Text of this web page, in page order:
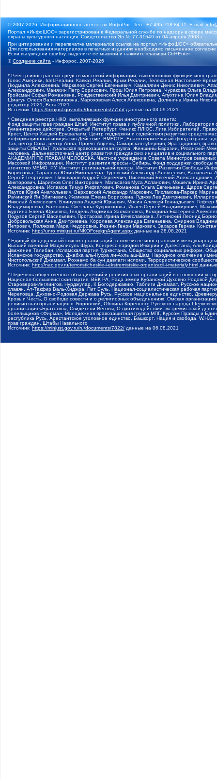
© 2007-2026, Информационное агентство ИнфоРос. Тел.: +7 495 718-84-11, E-mail:
Портал «ИнфоШОС» зарегистрирован в Федеральной службе по надзору в сфере
охраны культурного наследия. Свидетельство Эл № 77-31649 от 04 апреля 2008 г.
При цитировании и перепечатке материалов ссылка на портал «ИнфоШОС»
Для использования материалов в печатных изданиях необходимо письменное
Если вы увидели ошибку, выделите ее мышкой и нажмите клавиши Ctrl+Enter
©Создание сайта - Инфорос, 2007-2026
* Реестр иностранных средств массовой информации, выполняющих функции
Голос Америки, Idel.Реалии, Кавказ.Реалии, Крым.Реалии, Телеканал Настоящее
Людмила Алексеевна, Маркелов Сергей Евгеньевич, Камалягин Денис Николаевич,
Александрович, Маняхин Петр Борисович, Ярош Юлия Петровна, Чуракова Ольга
Гройсман Софья Романовна, Рождественский Илья Дмитриевич, Апухтина Юлия
Шмагун Олеся Валентиновна, Мароховская Алеся Алексеевна, Долинина Ирина
редактор 2021, Вега 2021
Источник: https://minjust.gov.ru/ru/documents/7755/ данные на 03.09.2021
* Сведения реестра НКО, выполняющих функции иностранного агента:
Фонд защиты прав граждан Штаб, Институт права и публичной политики,
Гуманитарное действие, Открытый Петербург, Феникс ПЛЮС, Лига Избирателей,
Крест, Центр Хасдей Ерушалаим, Центр поддержки и содействия развитию средств
информационных инициатив Действие, ВМЕСТЕ, Благотворительный фонд охраны
Так, центр Сова, центр Анна, Проект Апрель, Самарская губерния, Эра здоровья,
защиты СИБАЛЬТ, Уральская правозащитная группа, Женщины Евразии, Рязанский
человека, Дальневосточный центр развития гражданских инициатив и социального
АКАДЕМИЯ ПО ПРАВАМ ЧЕЛОВЕКА, Частное учреждение Совета Министров северных
Массовой Информации, Институт развития прессы - Сибирь, Фонд поддержки
агентство МЕМО. РУ, Институт региональной прессы, Институт Развития Свободы
Борисовна, Таранова Юлия Николаевна, Туровский Александр Алексеевич,
Сергей Георгиевич, Пивоваров Андрей Сергеевич, Писемский Евгений
Викторович, Шарипков Олег Викторович, Мальсагов Муса Асланович, Мошель Ирина
Александровна, Исламов Тимур Рифгатович, Романова Ольга Евгеньевна, Щаров
Паутов Юрий Анатольевич, Верховский Александр Маркович, Пислакова-Паркер
Рачинский Ян Збигневич, Жемкова Елена Борисовна, Гудков Лев Дмитриевич,
Николай Алексеевич, Блинушов Андрей Юрьевич, Мосин Алексей Геннадьевич,
Владимировна, Баженова Светлана Куприяновна, Исаев Сергей Владимирович,
Буртина Елена Юрьевна, Гендель Людмила Залмановна, Кокорина Екатерина
Подузов Сергей Васильевич, Протасова Ирина Вячеславовна, Литинский Леонид
Добровольская Анна Дмитриевна, Королева Александра Евгеньевна, Смирнов
Петрович, Полякова Мара Федоровна, Резник Генри Маркович, Захаров Герман
Источник: http://unro.minjust.ru/NKOForeignAgent.aspx данные на 28.08.2021
* Единый федеральный список организаций, в том числе иностранных и
Высший военный Маджлисуль Шура, Конгресс народов Ичкерии и Дагестана, Аль-
Движение Талибан, Исламская партия Туркестана, Общество социальных реформ,
Исламское государство, Джабха аль-Нусра ли-Ахль аш-Шам, Народное ополчение
Чистопольский Джамаат, Рохнамо ба суи давлати исломи, Террористическое
Источник: http://nac.gov.ru/terroristicheskie-i-ekstremistskie-organizacii-i-materialy.html
* Перечень общественных объединений и религиозных организаций в отношении
Национал-большевистская партия, ВЕК РА, Рада земли Кубанской Духовно Родовой
Староверов-Инглингов, Нурджулар, К Богодержавию, Таблиги Джамаат, Русское
славян, Ат-Такфир Валь-Хиджра, Пит Буль, Национал-социалистическая рабочая
Череповца, Духовно-Родовая Держава Русь, Русское национальное единство,
Кровь и Честь, О свободе совести и о религиозных объединениях, Омская
религиозная организация п. Боровский, Община Коренного Русского народа
организация «Братство», Свидетели Иеговы, О противодействии экстремистской
болельщиков «Фирма», Молодежная правозащитная группа МПГ, Курсом Правды и
республика Русь, Арестантское уголовное единство, Башкорт, Нация и свобода,
прав граждан, Штабы Навального
Источник: https://minjust.gov.ru/ru/documents/7822/ данные на 06.08.2021